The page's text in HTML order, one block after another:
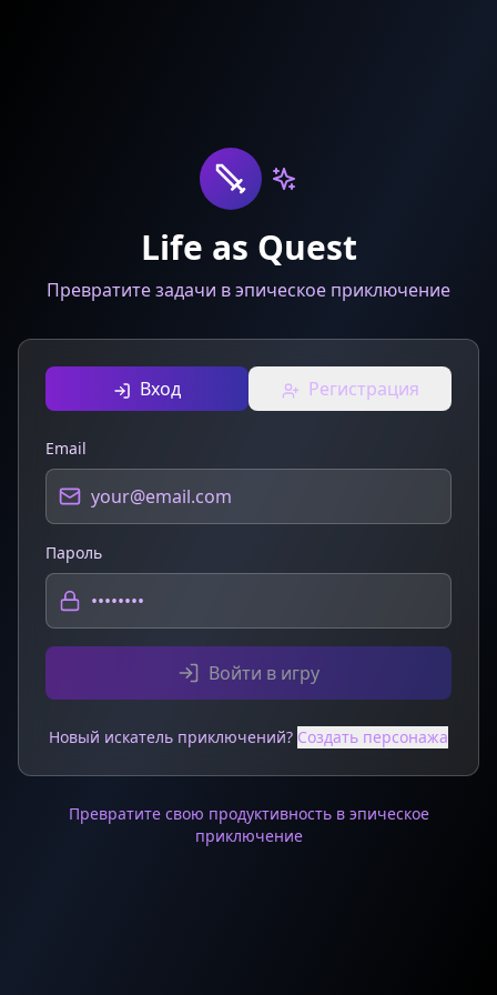
Life as Quest
Превратите задачи в эпическое приключение
Вход Регистрация
Email
Пароль
Войти в игру
Новый искатель приключений? Создать персонажа
Превратите свою продуктивность в эпическое
приключение